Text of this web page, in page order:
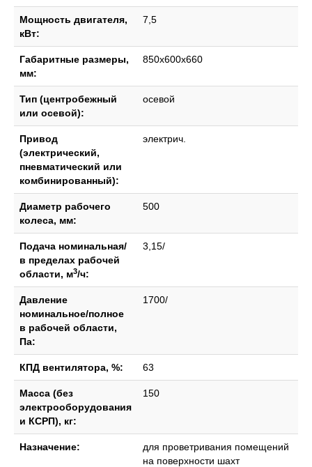
Мощность двигателя,
кВт:
7,5
Габаритные размеры,
мм:
850x600x660
Тип (центробежный
или осевой):
осевой
Привод
(электрический,
пневматический или
комбинированный):
электрич.
Диаметр рабочего
колеса, мм:
500
Подача номинальная/
в пределах рабочей
области, м3/ч:
3,15/
Давление
номинальное/полное
в рабочей области,
Па:
1700/
КПД вентилятора, %: 63
Масса (без
электрооборудования
и КСРП), кг:
150
Назначение:
для проветривания помещений
на поверхности шахт